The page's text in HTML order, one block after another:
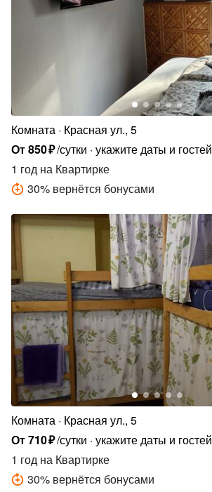
Комната Красная ул., 5
От850₽/сутки укажите даты и гостей
1 год на Квартирке
30% вернётся бонусами
Комната Красная ул., 5
От710₽/сутки укажите даты и гостей
1 год на Квартирке
30% вернётся бонусами